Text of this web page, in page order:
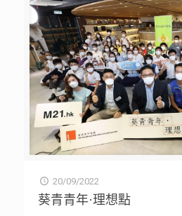
20/09/2022
葵青青年·理想點